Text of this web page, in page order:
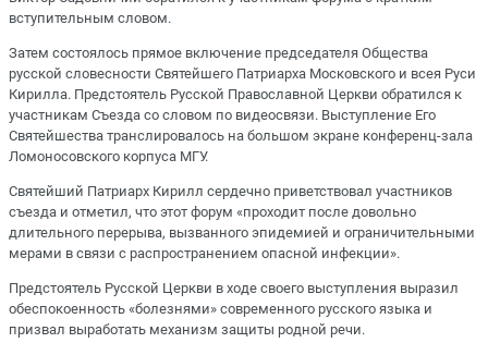
вступительным словом.
Затем состоялось прямое включение председателя Общества
русской словесности Святейшего Патриарха Московского и всея Руси
Кирилла. Предстоятель Русской Православной Церкви обратился к
участникам Съезда со словом по видеосвязи. Выступление Его
Святейшества транслировалось на большом экране конференц-зала
Ломоносовского корпуса МГУ.
Святейший Патриарх Кирилл сердечно приветствовал участников
съезда и отметил, что этот форум «проходит после довольно
длительного перерыва, вызванного эпидемией и ограничительными
мерами в связи с распространением опасной инфекции».
Предстоятель Русской Церкви в ходе своего выступления выразил
обеспокоенность «болезнями» современного русского языка и
призвал выработать механизм защиты родной речи.